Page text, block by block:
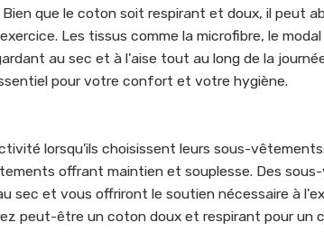
que le coton soit respirant et doux, il peut
Les tissus comme la microfibre, le modal
au sec et à l'aise tout au long de la
pour votre confort et votre hygiène.
lorsqu'ils choisissent leurs sous-
offrant maintien et souplesse. Des
sec et vous offriront le soutien nécessaire à
peut-être un coton doux et respirant pour